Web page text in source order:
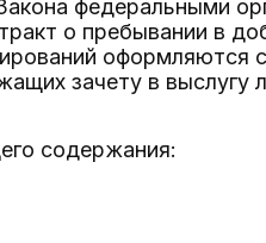
федеральными
о пребывании в
оформляются
зачету в выслугу
содержания: